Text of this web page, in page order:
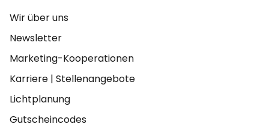
Wir über uns
Newsletter
Marketing-Kooperationen
Karriere | Stellenangebote
Lichtplanung
Gutscheincodes